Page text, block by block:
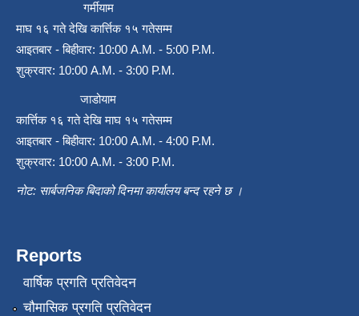
गर्मीयाम
माघ १६ गते देखि कार्त्तिक १५ गतेसम्म
आइतबार - बिहीवार: 10:00 A.M. - 5:00 P.M.
शुक्रवार: 10:00 A.M. - 3:00 P.M.
जाडोयाम
कार्त्तिक १६ गते देखि माघ १५ गतेसम्म
आइतबार - बिहीवार: 10:00 A.M. - 4:00 P.M.
शुक्रवार: 10:00 A.M. - 3:00 P.M.
नोट: सार्बजनिक बिदाको दिनमा कार्यालय बन्द रहने छ ।
Reports
वार्षिक प्रगति प्रतिवेदन
चौमासिक प्रगति प्रतिवेदन